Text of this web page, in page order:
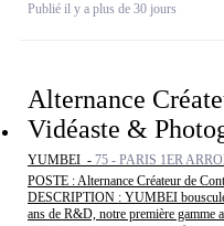
Publié il y a plus de 30 jours
Alternance
Vidéaste &
YUMBEI - 75 - PARIS 1ER
POSTE : Alternance Créateur de
DESCRIPTION : YUMBEI
ans de R&D, notre première gamme